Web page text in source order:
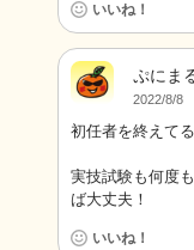
いいね！
ぷにま
2022/8/8
初任者を終えて
実技試験も何度
ば大丈夫！
いいね！